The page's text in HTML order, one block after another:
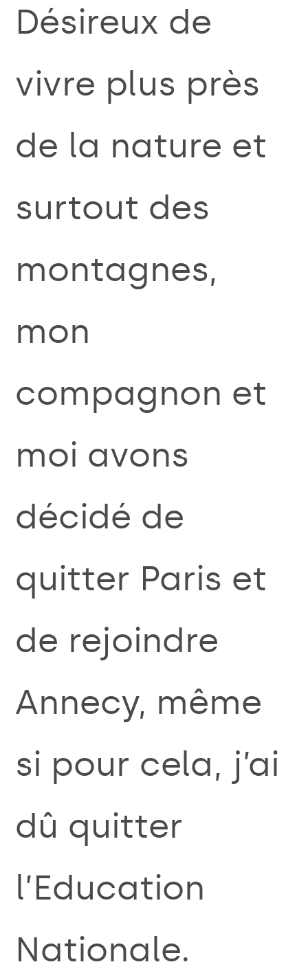
Désireux de
vivre plus près
de la nature et
surtout des
montagnes,
mon
compagnon et
moi avons
décidé de
quitter Paris et
de rejoindre
Annecy, même
si pour cela, j’ai
dû quitter
l’Education
Nationale.